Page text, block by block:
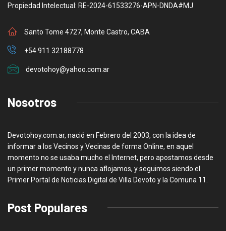
Propiedad Intelectual: RE-2024-61533276-APN-DNDA#MJ
Santo Tome 4727, Monte Castro, CABA
+54 911 32188778
devotohoy@yahoo.com.ar
Nosotros
Devotohoy.com.ar, nació en Febrero del 2003, con la idea de
informar a los Vecinos y Vecinas de forma Online, en aquel
momento no se usaba mucho el Internet, pero apostamos desde
un primer momento y nunca aflojamos, y seguimos siendo el
Primer Portal de Noticias Digital de Villa Devoto y la Comuna 11.
Post Populares